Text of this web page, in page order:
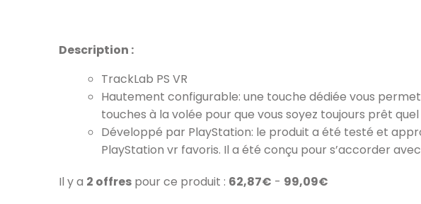
Description :
TrackLab PS VR
Hautement configurable: une touche dédiée vous
touches à la volée pour que vous soyez toujours prêt quel
Développé par PlayStation: le produit a été testé et
PlayStation vr favoris. Il a été conçu pour s’accorder
Il y a 2 offres pour ce produit : 62,87€ - 99,09€